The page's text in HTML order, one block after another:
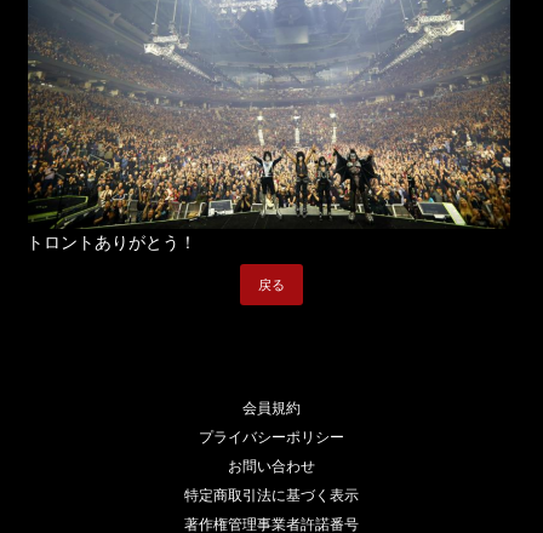
トロントありがとう！
戻る
会員規約
プライバシーポリシー
お問い合わせ
特定商取引法に基づく表示
著作権管理事業者許諾番号